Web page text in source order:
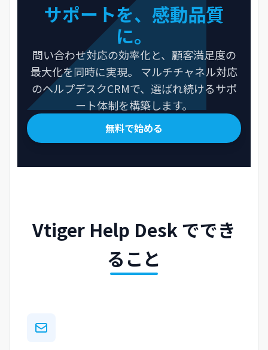
サポートを、感動品質
に。
問い合わせ対応の効率化と、顧客満足度の
最大化を同時に実現。
マルチチャネル対応
のヘルプデスクCRMで、選ばれ続けるサポ
ート体制を構築します。
無料で始める
Vtiger Help Desk ででき
ること